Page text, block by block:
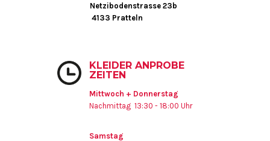
Netzibodenstrasse 23b
4133 Pratteln
KLEIDER ANPROBE
ZEITEN
Mittwoch + Donnerstag
Nachmittag 13:30 - 18:00 Uhr
Samstag